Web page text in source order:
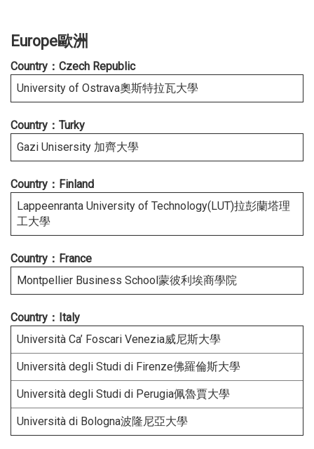
Europe歐洲
Country： Czech Republic
University of Ostrava奧斯特拉瓦大學
Country：Turky
Gazi Unisersity 加齊大學
Country：Finland
Lappeenranta University of Technology(LUT)拉彭蘭塔理
工大學
Country：France
Montpellier Business School蒙彼利埃商學院
Country ： Italy
Università Ca’ Foscari Venezia威尼斯大學
Università degli Studi di Firenze佛羅倫斯大學
Università degli Studi di Perugia佩魯賈大學
Università di Bologna波隆尼亞大學